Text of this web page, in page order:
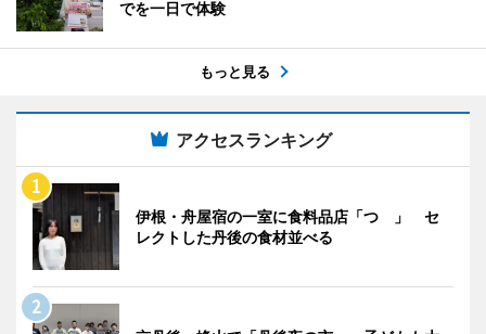
でを一日で体験
もっと見る
アクセスランキング
伊根・舟屋宿の一室に食料品店「つゝ」 セ
レクトした丹後の食材並べる